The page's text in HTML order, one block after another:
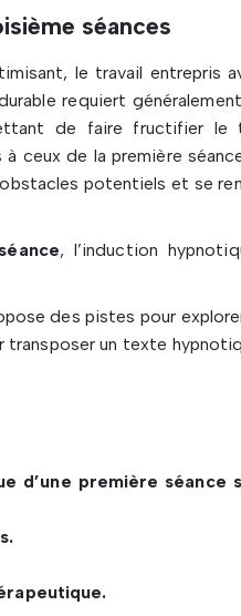
séances
le travail entrepris
requiert
de faire fructifier le
ceux de la première
potentiels et se
, l’induction
des pistes pour
transposer un texte
d’une première séance